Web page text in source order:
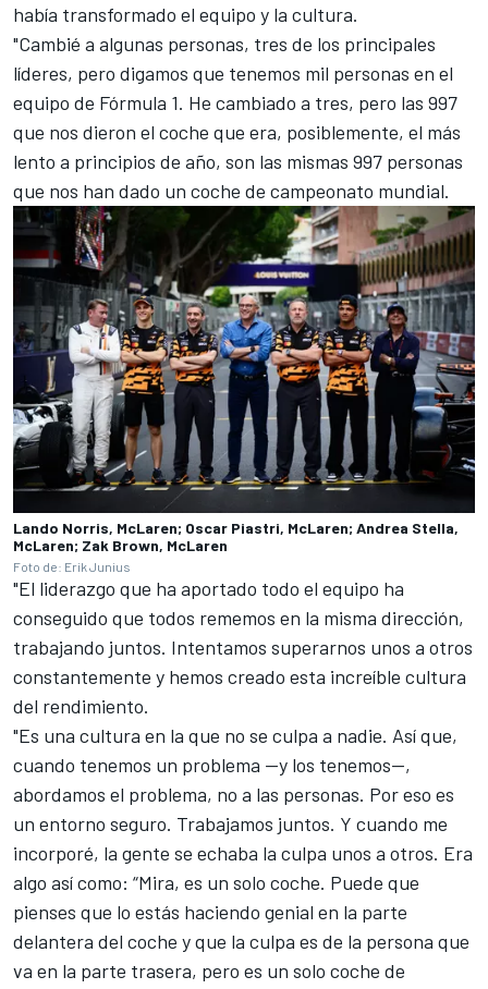
había transformado el equipo y la cultura.
"Cambié a algunas personas, tres de los principales
líderes, pero digamos que tenemos mil personas en el
equipo de Fórmula 1. He cambiado a tres, pero las 997
que nos dieron el coche que era, posiblemente, el más
lento a principios de año, son las mismas 997 personas
que nos han dado un coche de campeonato mundial.
Lando Norris, McLaren; Oscar Piastri, McLaren; Andrea Stella,
McLaren; Zak Brown, McLaren
Foto de: Erik Junius
"El liderazgo que ha aportado todo el equipo ha
conseguido que todos rememos en la misma dirección,
trabajando juntos. Intentamos superarnos unos a otros
constantemente y hemos creado esta increíble cultura
del rendimiento.
"Es una cultura en la que no se culpa a nadie. Así que,
cuando tenemos un problema —y los tenemos—,
abordamos el problema, no a las personas. Por eso es
un entorno seguro. Trabajamos juntos. Y cuando me
incorporé, la gente se echaba la culpa unos a otros. Era
algo así como: “Mira, es un solo coche. Puede que
pienses que lo estás haciendo genial en la parte
delantera del coche y que la culpa es de la persona que
va en la parte trasera, pero es un solo coche de